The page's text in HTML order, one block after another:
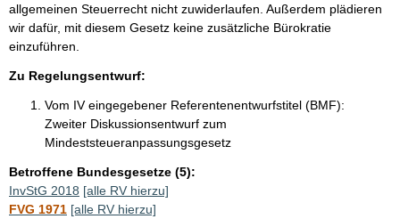
allgemeinen Steuerrecht nicht zuwiderlaufen. Außerdem plädieren
wir dafür, mit diesem Gesetz keine zusätzliche Bürokratie
einzuführen.
Zu Regelungsentwurf:
Vom IV eingegebener Referentenentwurfstitel (BMF):
Zweiter Diskussionsentwurf zum
Mindeststeueranpassungsgesetz
Betroffene Bundesgesetze (5):
InvStG 2018 [alle RV hierzu]
FVG 1971 [alle RV hierzu]